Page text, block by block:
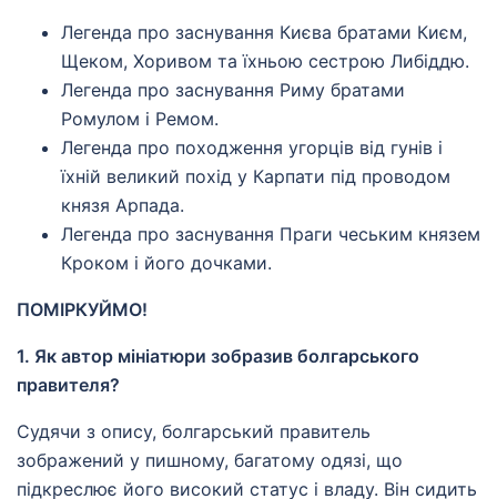
Легенда про заснування Києва братами Києм,
Щеком, Хоривом та їхньою сестрою Либіддю.
Легенда про заснування Риму братами
Ромулом і Ремом.
Легенда про походження угорців від гунів і
їхній великий похід у Карпати під проводом
князя Арпада.
Легенда про заснування Праги чеським князем
Кроком і його дочками.
ПОМІРКУЙМО!
1. Як автор мініатюри зобразив болгарського
правителя?
Судячи з опису, болгарський правитель
зображений у пишному, багатому одязі, що
підкреслює його високий статус і владу. Він сидить